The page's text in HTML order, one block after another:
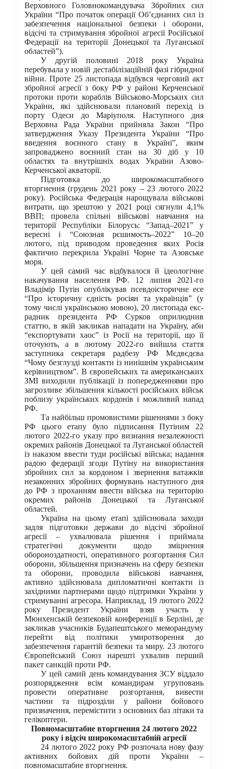
Верховного Головнокомандувача Збройних сил
України “Про початок операції Об’єднаних сил із
забезпечення національної безпеки і оборони,
відсічі та стримування збройної агресії Російської
Федерації на території Донецької та Луганської
областей”).
У другій половині 2018 року Україна
перебувала у новій дестабілізаційній фазі гібридної
війни. Проте 25 листопада відбувся черговий акт
збройної агресії з боку РФ у районі Керченської
протоки проти кораблів Військово-Морських сил
України, які здійснювали плановий перехід із
порту Одеси до Маріуполя. Наступного дня
Верховна Рада України прийняла Закон “Про
затвердження Указу Президента України “Про
введення воєнного стану в Україні”, яким
запроваджено воєнний стан на 30 діб у 10
областях та внутрішніх водах України Азово-
Керченської акваторії.
Підготовка до широкомасштабного
вторгнення (грудень 2021 року – 23 лютого 2022
року). Російська Федерація нарощувала військові
витрати, що зрештою у 2021 році сягнули 4,1%
ВВП; провела спільні військові навчання на
території Республіки Білорусь: “Запад–2021” у
вересні і “Союзная рєшимость–2022” 10–20
лютого, під приводом проведення яких Росія
фактично перекрила Україні Чорне та Азовське
моря.
У цей самий час відбувалося й ідеологічне
накачування населення РФ. 12 липня 2021-го
Владімір Путін опублікував псевдоісторичне есе
“Про історичну єдність росіян та українців” (у
тому числі українською мовою), 20 листопада екс-
радник президента РФ Сурков оприлюднив
статтю, в якій закликав нападати на Україну, аби
“експортувати хаос” із Росії на території, що її
оточують, а в лютому 2022-го вийшла стаття
заступника секретаря радбезу РФ Мєдвєдєва
“Чому безглузді контакти із нинішнім українським
керівництвом”. В європейських та американських
ЗМІ виходили публікації із попередженнями про
загрозливе збільшення кількості російських військ
поблизу українських кордонів і можливий напад
РФ.
Та найбільш промовистими рішеннями з боку
РФ цього етапу було підписання Путіним 22
лютого 2022-го указу про визнання незалежності
окремих районів Донецької та Луганської областей
із наказом ввести туди російські війська; надання
радою федерації згоди Путіну на використання
збройних сил за кордоном і звернення ватажків
незаконних збройних формувань наступного дня
до РФ з проханням ввести війська на територію
окремих районів Донецької та Луганської
областей.
Україна на цьому етапі здійснювала заходи
задля підготовки держави до відсічі збройної
агресії – ухвалювала рішення і приймала
стратегічні документи щодо зміцнення
обороноздатності, оперативного розгортання Сил
оборони, збільшення призначень на сферу безпеки
та оборони, проводила військові навчання,
активно здійснювала дипломатичні контакти із
західними партнерами щодо підтримки України у
стримуванні агресора. Наприклад, 19 лютого 2022
року Президент України взяв участь у
Мюнхенській безпековій конференції в Берліні, де
закликав учасників Будапештського меморандуму
перейти від політики умиротворення до
забезпечення гарантій безпеки та миру. 23 лютого
Європейський Союз нарешті ухвалив перший
пакет санкцій проти РФ.
У цей самий день командування ЗСУ віддало
розпорядження всім командирам угруповань
провести оперативне розгортання, вивести
частини та підрозділи у райони бойового
призначення, перемістити з основних баз літаки та
гелікоптери.
Повномасштабне вторгнення 24 лютого 2022
року і відсіч широкомасштабній агресії
24 лютого 2022 року РФ розпочала нову фазу
активних бойових дій проти України –
повномасштабне вторгнення.